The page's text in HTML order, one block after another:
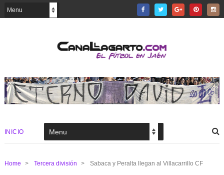
INICIO
Home > Tercera división > Sabaca y Peralta llegan al Villacarrillo CF